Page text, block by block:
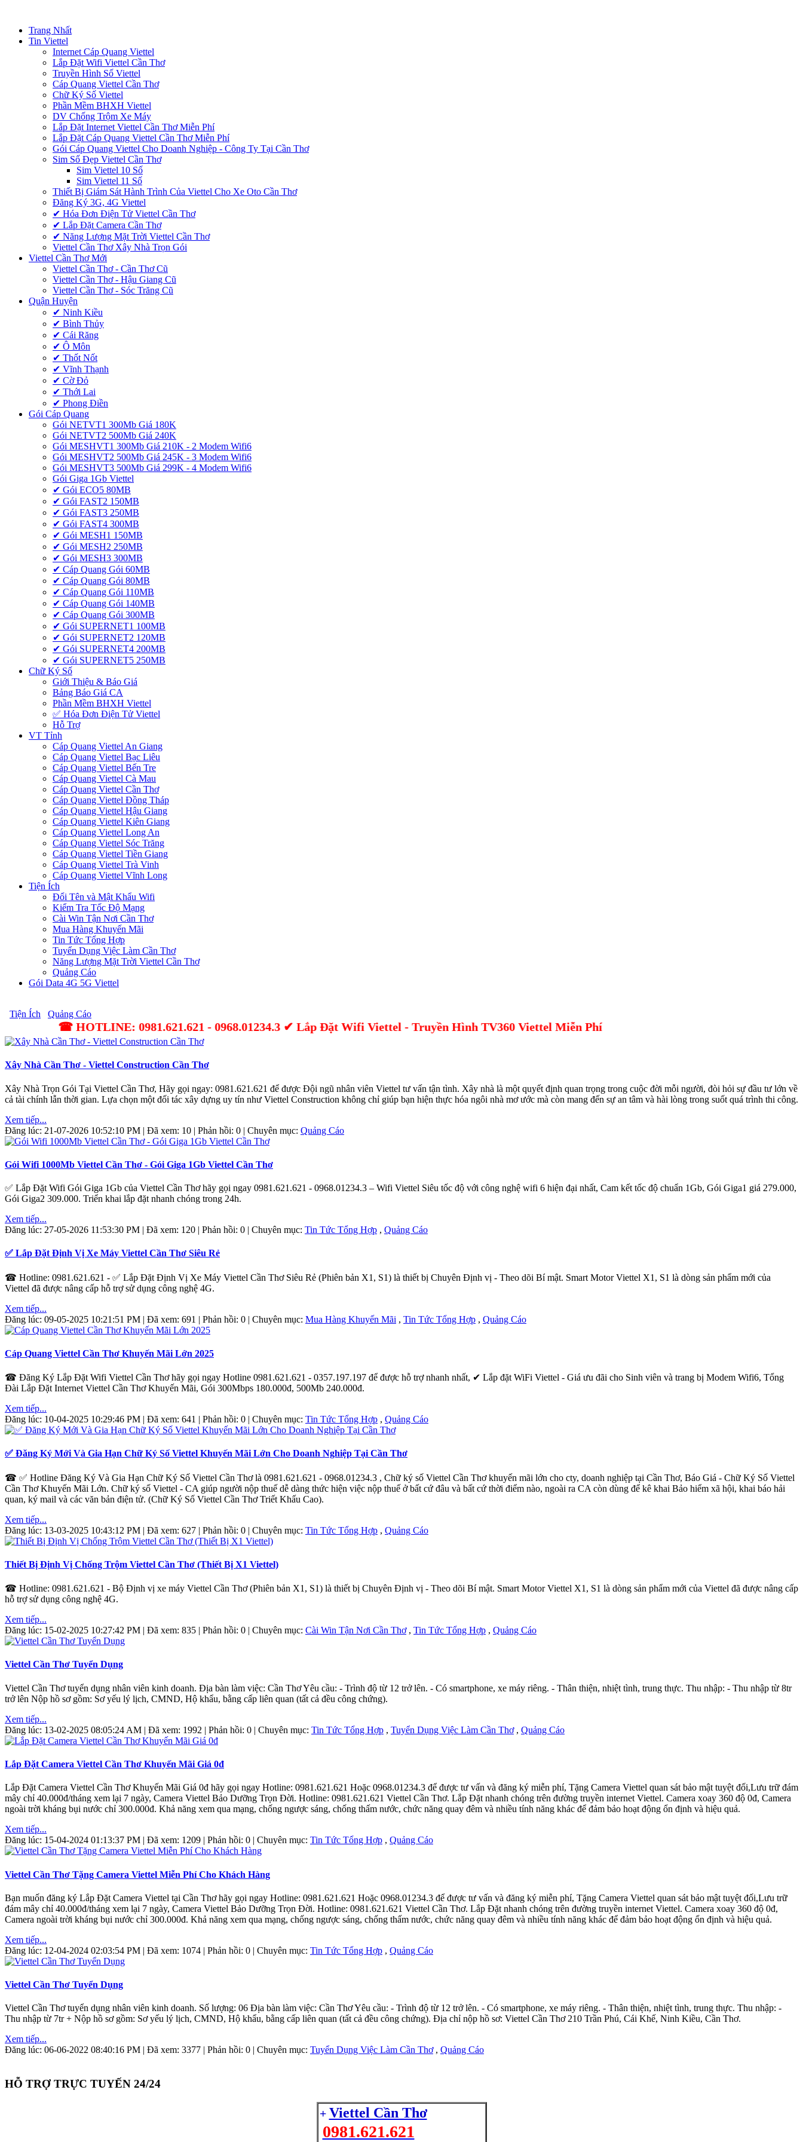
Trang Nhất
Tin Viettel
Internet Cáp Quang Viettel
Lắp Đặt Wifi Viettel Cần Thơ
Truyền Hình Số Viettel
Cáp Quang Viettel Cần Thơ
Chữ Ký Số Viettel
Phần Mềm BHXH Viettel
DV Chống Trộm Xe Máy
Lắp Đặt Internet Viettel Cần Thơ Miễn Phí
Lắp Đặt Cáp Quang Viettel Cần Thơ Miễn Phí
Gói Cáp Quang Viettel Cho Doanh Nghiệp - Công Ty Tại Cần Thơ
Sim Số Đẹp Viettel Cần Thơ
Sim Viettel 10 Số
Sim Viettel 11 Số
Thiết Bị Giám Sát Hành Trình Của Viettel Cho Xe Oto Cần Thơ
Đăng Ký 3G, 4G Viettel
✔‎ Hóa Đơn Điện Tử Viettel Cần Thơ
✔‎ Lắp Đặt Camera Cần Thơ
✔‎ Năng Lượng Mặt Trời Viettel Cần Thơ
Viettel Cần Thơ Xây Nhà Trọn Gói
Viettel Cần Thơ Mới
Viettel Cần Thơ - Cần Thơ Cũ
Viettel Cần Thơ - Hậu Giang Cũ
Viettel Cần Thơ - Sóc Trăng Cũ
Quận Huyện
✔ Ninh Kiều
✔ Bình Thủy
✔ Cái Răng
✔ Ô Môn
✔ Thốt Nốt
✔ Vĩnh Thạnh
✔ Cờ Đỏ
✔ Thới Lai
✔ Phong Điền
Gói Cáp Quang
Gói NETVT1 300Mb Giá 180K
Gói NETVT2 500Mb Giá 240K
Gói MESHVT1 300Mb Giá 210K - 2 Modem Wifi6
Gói MESHVT2 500Mb Giá 245K - 3 Modem Wifi6
Gói MESHVT3 500Mb Giá 299K - 4 Modem Wifi6
Gói Giga 1Gb Viettel
✔ Gói ECO5 80MB
✔ Gói FAST2 150MB
✔ Gói FAST3 250MB
✔ Gói FAST4 300MB
✔ Gói MESH1 150MB
✔ Gói MESH2 250MB
✔ Gói MESH3 300MB
✔ Cáp Quang Gói 60MB
✔ Cáp Quang Gói 80MB
✔ Cáp Quang Gói 110MB
✔ Cáp Quang Gói 140MB
✔ Cáp Quang Gói 300MB
✔ Gói SUPERNET1 100MB
✔ Gói SUPERNET2 120MB
✔ Gói SUPERNET4 200MB
✔ Gói SUPERNET5 250MB
Chữ Ký Số
Giới Thiệu & Báo Giá
Bảng Báo Giá CA
Phần Mềm BHXH Viettel
✅‎ Hóa Đơn Điện Tử Viettel
Hỗ Trợ
VT Tỉnh
Cáp Quang Viettel An Giang
Cáp Quang Viettel Bạc Liêu
Cáp Quang Viettel Bến Tre
Cáp Quang Viettel Cà Mau
Cáp Quang Viettel Cần Thơ
Cáp Quang Viettel Đồng Tháp
Cáp Quang Viettel Hậu Giang
Cáp Quang Viettel Kiên Giang
Cáp Quang Viettel Long An
Cáp Quang Viettel Sóc Trăng
Cáp Quang Viettel Tiền Giang
Cáp Quang Viettel Trà Vinh
Cáp Quang Viettel Vĩnh Long
Tiện Ích
Đổi Tên và Mật Khẩu Wifi
Kiểm Tra Tốc Độ Mạng
Cài Win Tận Nơi Cần Thơ
Mua Hàng Khuyến Mãi
Tin Tức Tổng Hợp
Tuyển Dụng Việc Làm Cần Thơ
Năng Lượng Mặt Trời Viettel Cần Thơ
Quảng Cáo
Gói Data 4G 5G Viettel
Tiện Ích Quảng Cáo
☎ HOTLINE: 0981.621.621 - 0968.01234.3 ✔ Lắp Đặt Wifi Viettel - Truyền Hình TV360 Viettel Miễn Phí
Xây Nhà Cần Thơ - Viettel Construction Cần Thơ
Xây Nhà Trọn Gói Tại Viettel Cần Thơ, Hãy gọi ngay: 0981.621.621 để được Đội ngũ nhân viên Viettel tư vấn tận tình. Xây nhà là một quyết định quan trọng trong cuộc đời mỗi người, đòi hỏi sự đầu tư lớn về
cả tài chính lẫn thời gian. Lựa chọn một đối tác xây dựng uy tín như Viettel Construction không chỉ giúp bạn hiện thực hóa ngôi nhà mơ ước mà còn mang đến sự an tâm và hài lòng trong suốt quá trình thi công.
Xem tiếp...
Đăng lúc: 21-07-2026 10:52:10 PM | Đã xem: 10 | Phản hồi: 0 | Chuyên mục: Quảng Cáo
Gói Wifi 1000Mb Viettel Cần Thơ - Gói Giga 1Gb Viettel Cần Thơ
✅ Lắp Đặt Wifi Gói Giga 1Gb của Viettel Cần Thơ hãy gọi ngay 0981.621.621 - 0968.01234.3 – Wifi Viettel Siêu tốc độ với công nghệ wifi 6 hiện đại nhất, Cam kết tốc độ chuẩn 1Gb, Gói Giga1 giá 279.000,
Gói Giga2 309.000. Triển khai lắp đặt nhanh chóng trong 24h.
Xem tiếp...
Đăng lúc: 27-05-2026 11:53:30 PM | Đã xem: 120 | Phản hồi: 0 | Chuyên mục: Tin Tức Tổng Hợp , Quảng Cáo
✅ Lắp Đặt Định Vị Xe Máy Viettel Cần Thơ Siêu Rẻ
☎ Hotline: 0981.621.621 - ✅ Lắp Đặt Định Vị Xe Máy Viettel Cần Thơ Siêu Rẻ (Phiên bản X1, S1) là thiết bị Chuyên Định vị - Theo dõi Bí mật. Smart Motor Viettel X1, S1 là dòng sản phẩm mới của
Viettel đã được nâng cấp hỗ trợ sử dụng công nghệ 4G.
Xem tiếp...
Đăng lúc: 09-05-2025 10:21:51 PM | Đã xem: 691 | Phản hồi: 0 | Chuyên mục: Mua Hàng Khuyến Mãi , Tin Tức Tổng Hợp , Quảng Cáo
Cáp Quang Viettel Cần Thơ Khuyến Mãi Lớn 2025
☎ Đăng Ký Lắp Đặt Wifi Viettel Cần Thơ hãy gọi ngay Hotline 0981.621.621 - 0357.197.197 để được hỗ trợ nhanh nhất, ✔ ‎Lắp đặt WiFi Viettel - Giá ưu đãi cho Sinh viên và trang bị Modem Wifi6, Tổng
Đài Lắp Đặt Internet Viettel Cần Thơ Khuyến Mãi, Gói 300Mbps 180.000đ, 500Mb 240.000đ.
Xem tiếp...
Đăng lúc: 10-04-2025 10:29:46 PM | Đã xem: 641 | Phản hồi: 0 | Chuyên mục: Tin Tức Tổng Hợp , Quảng Cáo
✅‎ Đăng Ký Mới Và Gia Hạn Chữ Ký Số Viettel Khuyến Mãi Lớn Cho Doanh Nghiệp Tại Cần Thơ
☎ ✅‎ Hotline Đăng Ký Và Gia Hạn Chữ Ký Số Viettel Cần Thơ là 0981.621.621 - 0968.01234.3 , Chữ ký số Viettel Cần Thơ khuyến mãi lớn cho cty, doanh nghiệp tại Cần Thơ, Báo Giá - Chữ Ký Số Viettel
Cần Thơ Khuyến Mãi Lớn. Chữ ký số Viettel - CA giúp người nộp thuế dễ dàng thức hiện việc nộp thuế ở bất cứ đâu và bất cứ thời điểm nào, ngoài ra CA còn dùng để kê khai Bảo hiểm xã hội, khai báo hải
quan, ký mail và các văn bản điện tử. (Chữ Ký Số Viettel Cần Thơ Triết Khấu Cao).
Xem tiếp...
Đăng lúc: 13-03-2025 10:43:12 PM | Đã xem: 627 | Phản hồi: 0 | Chuyên mục: Tin Tức Tổng Hợp , Quảng Cáo
Thiết Bị Định Vị Chống Trộm Viettel Cần Thơ (Thiết Bị X1 Viettel)
☎ Hotline: 0981.621.621 - Bộ Định vị xe máy Viettel Cần Thơ (Phiên bản X1, S1) là thiết bị Chuyên Định vị - Theo dõi Bí mật. Smart Motor Viettel X1, S1 là dòng sản phẩm mới của Viettel đã được nâng cấp
hỗ trợ sử dụng công nghệ 4G.
Xem tiếp...
Đăng lúc: 15-02-2025 10:27:42 PM | Đã xem: 835 | Phản hồi: 0 | Chuyên mục: Cài Win Tận Nơi Cần Thơ, Tin Tức Tổng Hợp , Quảng Cáo
Viettel Cần Thơ Tuyển Dụng
Viettel Cần Thơ tuyển dụng nhân viên kinh doanh. Địa bàn làm việc: Cần Thơ Yêu cầu: - Trình độ từ 12 trở lên. - Có smartphone, xe máy riêng. - Thân thiện, nhiệt tình, trung thực. Thu nhập: - Thu nhập từ 8tr
trở lên Nộp hồ sơ gồm: Sơ yếu lý lịch, CMND, Hộ khẩu, bằng cấp liên quan (tất cả đều công chứng).
Xem tiếp...
Đăng lúc: 13-02-2025 08:05:24 AM | Đã xem: 1992 | Phản hồi: 0 | Chuyên mục: Tin Tức Tổng Hợp , Tuyển Dụng Việc Làm Cần Thơ, Quảng Cáo
Lắp Đặt Camera Viettel Cần Thơ Khuyến Mãi Giá 0đ
Lắp Đặt Camera Viettel Cần Thơ Khuyến Mãi Giá 0đ hãy gọi ngay Hotline: 0981.621.621 Hoặc 0968.01234.3 để được tư vấn và đăng ký miễn phí, Tặng Camera Viettel quan sát bảo mật tuyệt đối,Lưu trữ đám
mây chỉ 40.000đ/tháng xem lại 7 ngày, Camera Viettel Bảo Dưỡng Trọn Đời. Hotline: 0981.621.621 Viettel Cần Thơ. Lắp Đặt nhanh chóng trên đường truyền internet Viettel. Camera xoay 360 độ 0đ, Camera
ngoài trời kháng bụi nước chỉ 300.000đ. Khả năng xem qua mạng, chống ngược sáng, chống thấm nước, chức năng quay đêm và nhiều tính năng khác để đảm bảo hoạt động ổn định và hiệu quả.
Xem tiếp...
Đăng lúc: 15-04-2024 01:13:37 PM | Đã xem: 1209 | Phản hồi: 0 | Chuyên mục: Tin Tức Tổng Hợp , Quảng Cáo
Viettel Cần Thơ Tặng Camera Viettel Miễn Phí Cho Khách Hàng
Bạn muốn đăng ký Lắp Đặt Camera Viettel tại Cần Thơ hãy gọi ngay Hotline: 0981.621.621 Hoặc 0968.01234.3 để được tư vấn và đăng ký miễn phí, Tặng Camera Viettel quan sát bảo mật tuyệt đối,Lưu trữ
đám mây chỉ 40.000đ/tháng xem lại 7 ngày, Camera Viettel Bảo Dưỡng Trọn Đời. Hotline: 0981.621.621 Viettel Cần Thơ. Lắp Đặt nhanh chóng trên đường truyền internet Viettel. Camera xoay 360 độ 0đ,
Camera ngoài trời kháng bụi nước chỉ 300.000đ. Khả năng xem qua mạng, chống ngược sáng, chống thấm nước, chức năng quay đêm và nhiều tính năng khác để đảm bảo hoạt động ổn định và hiệu quả.
Xem tiếp...
Đăng lúc: 12-04-2024 02:03:54 PM | Đã xem: 1074 | Phản hồi: 0 | Chuyên mục: Tin Tức Tổng Hợp , Quảng Cáo
Viettel Cần Thơ Tuyển Dụng
Viettel Cần Thơ tuyển dụng nhân viên kinh doanh. Số lượng: 06 Địa bàn làm việc: Cần Thơ Yêu cầu: - Trình độ từ 12 trở lên. - Có smartphone, xe máy riêng. - Thân thiện, nhiệt tình, trung thực. Thu nhập: -
Thu nhập từ 7tr + Nộp hồ sơ gồm: Sơ yếu lý lịch, CMND, Hộ khẩu, bằng cấp liên quan (tất cả đều công chứng). Địa chỉ nộp hồ sơ: Viettel Cần Thơ 210 Trần Phú, Cái Khế, Ninh Kiều, Cần Thơ.
Xem tiếp...
Đăng lúc: 06-06-2022 08:40:16 PM | Đã xem: 3377 | Phản hồi: 0 | Chuyên mục: Tuyển Dụng Việc Làm Cần Thơ, Quảng Cáo
HỖ TRỢ TRỰC TUYẾN 24/24
+ Viettel Cần Thơ
0981.621.621